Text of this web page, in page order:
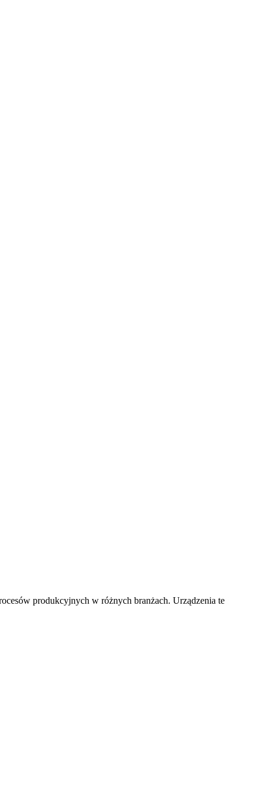
produkcyjnych w różnych branżach. Urządzenia te